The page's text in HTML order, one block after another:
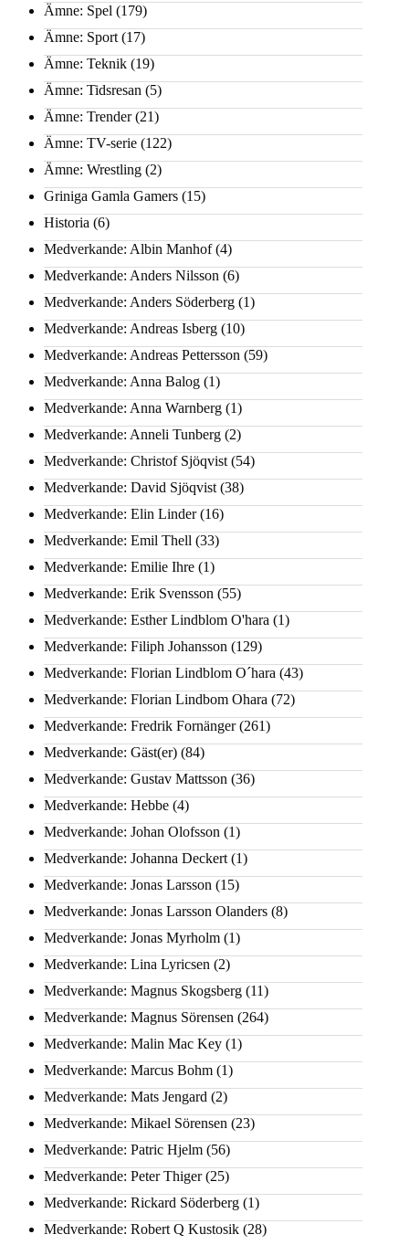
Ämne: Spel (179)
Ämne: Sport (17)
Ämne: Teknik (19)
Ämne: Tidsresan (5)
Ämne: Trender(21)
Ämne: TV-serie (122)
Ämne: Wrestling (2)
Griniga Gamla Gamers (15)
Historia (6)
Medverkande: Albin Manhof(4)
Medverkande: Anders Nilsson (6)
Medverkande: Anders Söderberg (1)
Medverkande: Andreas Isberg (10)
Medverkande: Andreas Pettersson (59)
Medverkande: Anna Balog (1)
Medverkande: Anna Warnberg (1)
Medverkande: Anneli Tunberg (2)
Medverkande: Christof Sjöqvist (54)
Medverkande: David Sjöqvist (38)
Medverkande: Elin Linder(16)
Medverkande: Emil Thell (33)
Medverkande: Emilie Ihre (1)
Medverkande: Erik Svensson (55)
Medverkande: Esther Lindblom O'hara (1)
Medverkande: Filiph Johansson (129)
Medverkande: Florian Lindblom O´hara (43)
Medverkande: Florian Lindbom Ohara (72)
Medverkande: Fredrik Fornänger(261)
Medverkande: Gäst(er) (84)
Medverkande: Gustav Mattsson (36)
Medverkande: Hebbe (4)
Medverkande: Johan Olofsson (1)
Medverkande: Johanna Deckert (1)
Medverkande: Jonas Larsson (15)
Medverkande: Jonas Larsson Olanders (8)
Medverkande: Jonas Myrholm (1)
Medverkande: Lina Lyricsen (2)
Medverkande: Magnus Skogsberg (11)
Medverkande: Magnus Sörensen (264)
Medverkande: Malin Mac Key (1)
Medverkande: Marcus Bohm (1)
Medverkande: Mats Jengard (2)
Medverkande: Mikael Sörensen (23)
Medverkande: Patric Hjelm (56)
Medverkande: Peter Thiger(25)
Medverkande: Rickard Söderberg (1)
Medverkande: Robert Q Kustosik (28)